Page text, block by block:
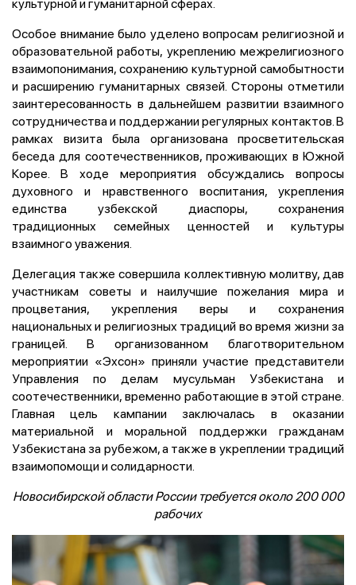
культурной и гуманитарной сферах.
Особое внимание было уделено вопросам религиозной и
образовательной работы, укреплению межрелигиозного
взаимопонимания, сохранению культурной самобытности
и расширению гуманитарных связей. Стороны отметили
заинтересованность в дальнейшем развитии взаимного
сотрудничества и поддержании регулярных контактов. В
рамках визита была организована просветительская
беседа для соотечественников, проживающих в Южной
Корее. В ходе мероприятия обсуждались вопросы
духовного и нравственного воспитания, укрепления
единства узбекской диаспоры, сохранения
традиционных семейных ценностей и культуры
взаимного уважения.
Делегация также совершила коллективную молитву, дав
участникам советы и наилучшие пожелания мира и
процветания, укрепления веры и сохранения
национальных и религиозных традиций во время жизни за
границей. В организованном благотворительном
мероприятии «Эхсон» приняли участие представители
Управления по делам мусульман Узбекистана и
соотечественники, временно работающие в этой стране.
Главная цель кампании заключалась в оказании
материальной и моральной поддержки гражданам
Узбекистана за рубежом, а также в укреплении традиций
взаимопомощи и солидарности.
Новосибирской области России требуется около 200 000
рабочих